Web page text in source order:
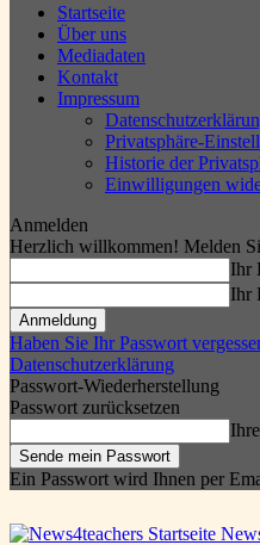
Startseite
Über uns
Mediadaten
Kontakt
Impressum
Privatsphäre-
Historie der
Einwilligungen
Anmelden
Herzlich willkommen! Melden
Ihr
Ihr
Haben Sie Ihr Passwort
Datenschutzerklärung
Passwort-Wiederherstellung
Passwort zurücksetzen
Ein Passwort wird Ihnen per